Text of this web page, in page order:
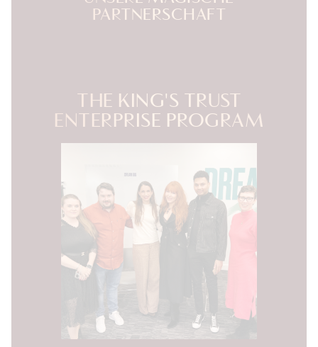
PARTNERSCHAFT
THE KING'S TRUST
ENTERPRISE PROGRAM